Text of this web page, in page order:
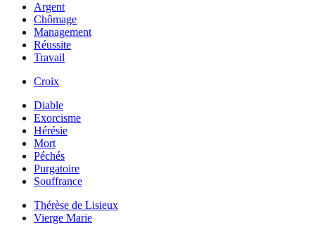
Argent
Chômage
Management
Réussite
Travail
Croix
Diable
Exorcisme
Hérésie
Mort
Péchés
Purgatoire
Souffrance
Thérèse de Lisieux
Vierge Marie